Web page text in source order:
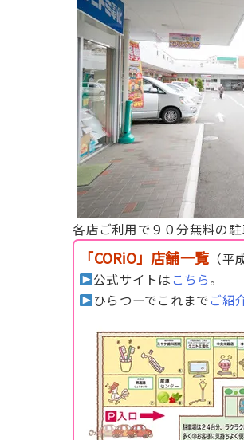
各店ご利用で９０分無料の駐
「CORiO」店舗一覧 （平
公式サイトは こちら。
ひらつーでこれまでご紹